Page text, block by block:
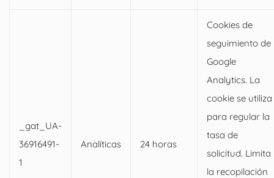
_gat_UA-
36916491-
1
Analíticas 24 horas
Cookies de
seguimiento de
Google
Analytics. La
cookie se utiliza
para regular la
tasa de
solicitud. Limita
la recopilación